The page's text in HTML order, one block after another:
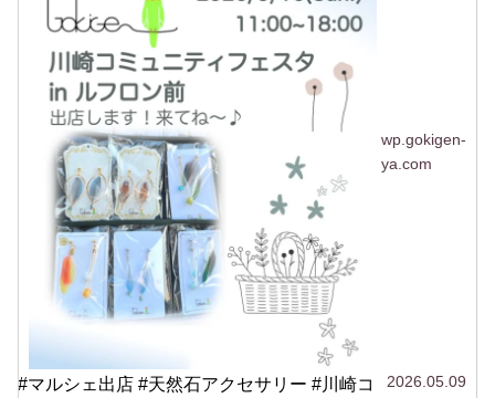
wp.gokigen-
ya.com
2026.05.09
#マルシェ出店 #天然石アクセサリー #川崎コ